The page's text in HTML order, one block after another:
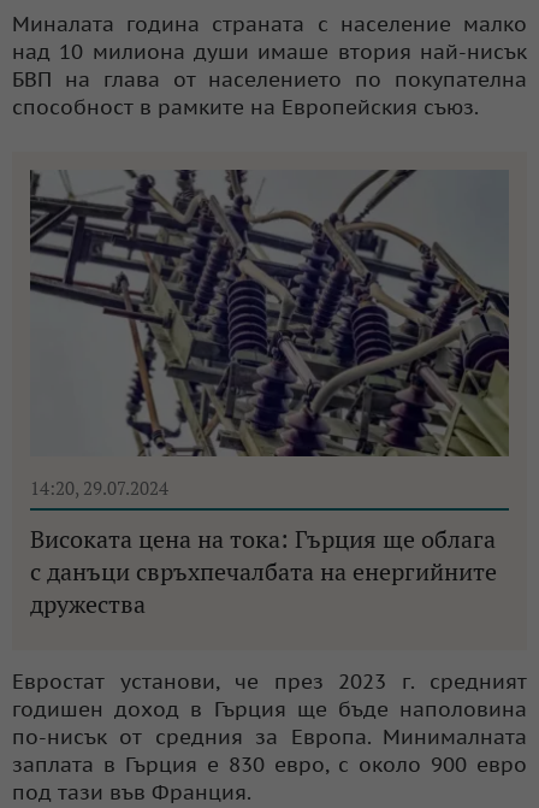
Миналата година страната с население малко
над 10 милиона души имаше втория най-нисък
БВП на глава от населението по покупателна
способност в рамките на Европейския съюз.
14:20, 29.07.2024
Високата цена на тока: Гърция ще облага
с данъци свръхпечалбата на енергийните
дружества
Евростат установи, че през 2023 г. средният
годишен доход в Гърция ще бъде наполовина
по-нисък от средния за Европа. Минималната
заплата в Гърция е 830 евро, с около 900 евро
под тази във Франция.